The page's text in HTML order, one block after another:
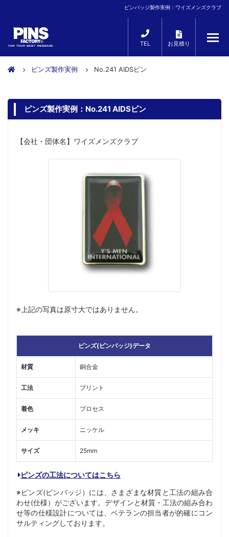
ピンバッジ製作実例：ワイズメンズクラブ
TEL お見積り
ピンズ製作実例 No.241 AIDSピン
ピンズ製作実例：No.241 AIDSピン
【会社・団体名】ワイズメンズクラブ
※上記の写真は原寸大ではありません。
ピンズ(ピンバッジ)データ
材質 銅合金
工法 プリント
着色 プロセス
メッキ ニッケル
サイズ 25mm
ピンズの工法についてはこちら
※ピンズ(ピンバッジ）には、さまざまな材質と工法の組み合
わせ(仕様）がございます。デザインと材質・工法の組み合わ
せ等の仕様設計については、ベテランの担当者が的確にコン
サルティングしております。